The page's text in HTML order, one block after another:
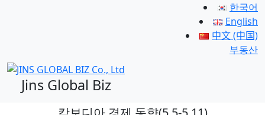
한국어
English
中文 (中国)
부동산
Jins Global Biz